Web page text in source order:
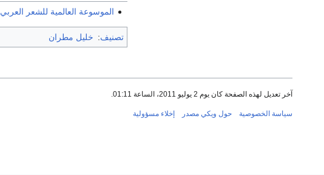
الموسوعة العالمية للشعر العربي
تصنيف: خليل مطران
آخر تعديل لهذه الصفحة كان يوم 2 يوليو 2011، الساعة 01:11.
سياسة الخصوصية حول ويكي مصدر إخلاء مسؤولية